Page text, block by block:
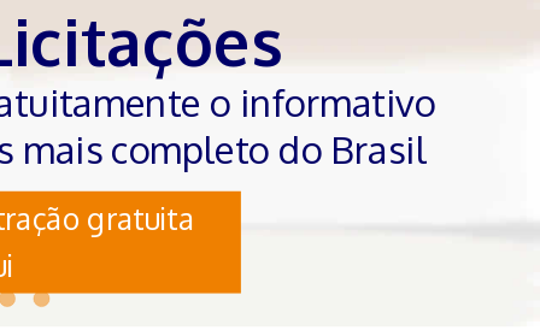
o informativo
mais completo do Brasil
gratuita